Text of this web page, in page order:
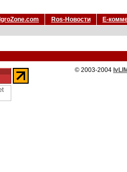
IgroZone.com Ros-Новости
Е-
© 2003-2004